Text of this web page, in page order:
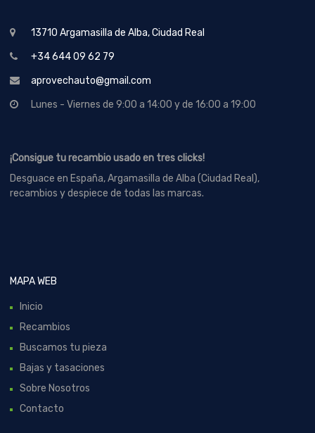
13710 Argamasilla de Alba, Ciudad Real
+34 644 09 62 79
aprovechauto@gmail.com
Lunes - Viernes de 9:00 a 14:00 y de 16:00 a 19:00
¡Consigue tu recambio usado en tres clicks!
Desguace en España, Argamasilla de Alba (Ciudad Real),
recambios y despiece de todas las marcas.
MAPA WEB
Inicio
Recambios
Buscamos tu pieza
Bajas y tasaciones
Sobre Nosotros
Contacto